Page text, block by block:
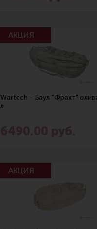
Wartech - Баул "Фрахт"
л